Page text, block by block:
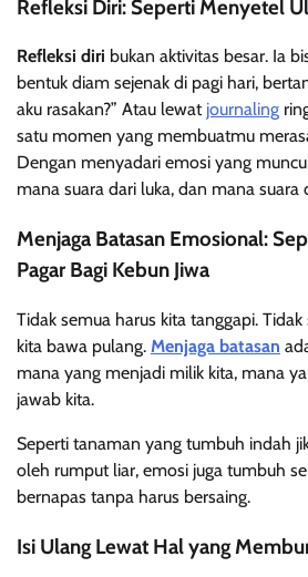
Refleksi Diri: Seperti Menyetel
Refleksi diri bukan aktivitas besar. Ia
bentuk diam sejenak di pagi hari,
aku rasakan?” Atau lewat journaling
satu momen yang membuatmu
Dengan menyadari emosi yang
mana suara dari luka, dan mana suara
Menjaga Batasan Emosional:
Pagar Bagi Kebun Jiwa
Tidak semua harus kita tanggapi.
kita bawa pulang. Menjaga batasan
mana yang menjadi milik kita, mana
jawab kita.
Seperti tanaman yang tumbuh indah
oleh rumput liar, emosi juga tumbuh
bernapas tanpa harus bersaing.
Isi Ulang Lewat Hal yang